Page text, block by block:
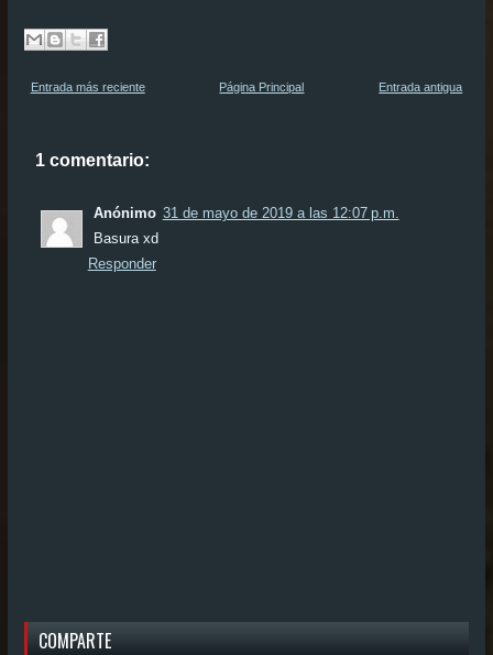
Entrada más reciente Entrada antigua
Página Principal
1 comentario:
Anónimo 31 de mayo de 2019 a las 12:07 p.m.
Basura xd
Responder
COMPARTE